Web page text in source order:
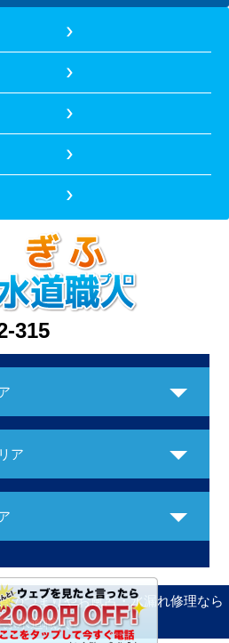
315
ア
のつまりやお風呂・水漏れ修理なら
ふ水道職人」